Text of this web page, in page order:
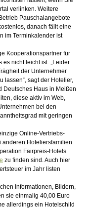
verlinken. Weitere
Pauschalangebote
danach fällt eine
im Terminkalender ist
Kooperationspartner für
nicht leicht ist. „Leider
der Unternehmer
lassen“, sagt der Hotelier,
Deutsches Haus in Meißen
diese aktiv im Web,
bei den
mit geringen
Online-Vertriebs-
anderen Hoteliersfamilien
Fairpreis-Hotels
zu finden sind. Auch hier
im Jahr listen
Informationen, Bildern,
sie einmalig 40,00 Euro
allerdings ein Hotelschild